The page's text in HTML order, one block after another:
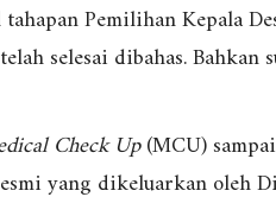
Pemilihan Kepala
selesai dibahas.
Check Up(MCU)
yang dikeluarkan oleh